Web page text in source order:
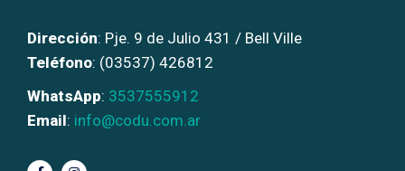
Dirección: Pje. 9 de Julio 431 / Bell Ville
Teléfono: (03537) 426812
WhatsApp: 3537555912
Email: info@codu.com.ar